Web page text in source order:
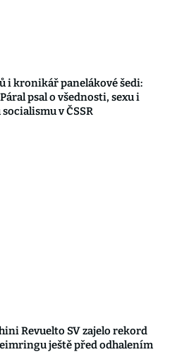
i kronikář panelákové šedi:
psal o všednosti, sexu i
v ČSSR
Revuelto SV zajelo rekord
ještě před odhalením